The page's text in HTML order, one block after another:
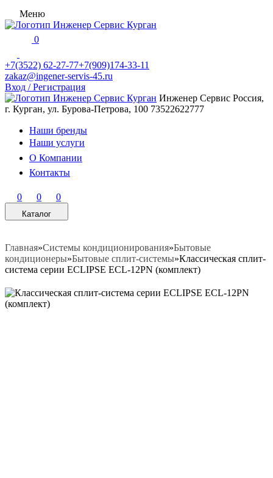
Меню
0
+7(3522) 62-27-77+7(909)174-33-11
zakaz@ingener-servis-45.ru
Вход / Регистрация
Инженер Сервис Россия,
г. Курган, ул. Бурова-Петрова, 100 73522622777
Наши бренды
Наши услуги
О Компании
Контакты
0 0 0
Каталог
Главная»Системы кондиционирования»Бытовые
кондиционеры»Бытовые сплит-системы»Классическая сплит-
система серии ECLIPSE ECL-12PN (комплект)